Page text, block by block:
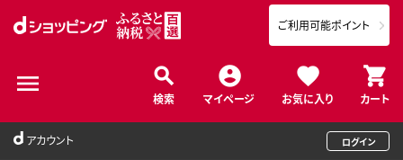
検索 マイページ お気に入り カート
ご利用可能ポイント
アカウント ログイン